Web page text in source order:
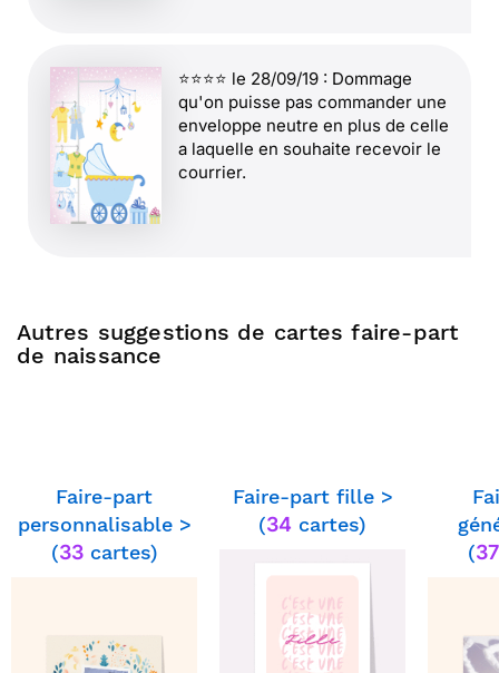
⭐⭐⭐⭐ le 28/09/19 : Dommage
qu'on puisse pas commander une
enveloppe neutre en plus de celle
a laquelle en souhaite recevoir le
courrier.
belle !!!
⭐⭐⭐⭐ le 27/05/19 : Toute simple !!
Autres suggestions de cartes faire-part
de naissance
Faire-part
personnalisable >
(33cartes)
Faire-part fille >
(34 cartes)
(37